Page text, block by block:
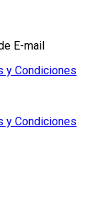
E-mail
y Condiciones
y Condiciones